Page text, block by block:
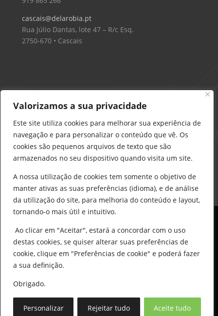
Valorizamos a sua privacidade
Este site utiliza cookies para melhorar sua experiência de
navegação e para personalizar o conteúdo que vê. Os
cookies são pequenos arquivos de texto que são
armazenados no seu dispositivo quando visita um site.
A nossa utilização de cookies tem somente o objetivo de
manter ativas as suas preferências (idioma), e de análise
da utilização do site, para melhoria do conteúdo e layout,
tornando-o mais útil e intuitivo.
Ao clicar em "Aceitar", estará a concordar com o uso
destas cookies, se quiser alterar suas preferências de
cookie, clique em "Preferências de cookie" e poderá fazer
a sua definição.
Obrigado.
Personalizar Rejeitar tudo Aceite tudo
cascais@delarobia.pt
Rua Júlio Dantas, lote 47 – R/c Esq.
2750-670 • Cascais
Delarobia – Construção
912 441 514
construcao@delarobia.pt
R. António Andrade, 1171
2820-287 • Charneca de Caparica
© All Copyright 2025 by Delarobia.pt